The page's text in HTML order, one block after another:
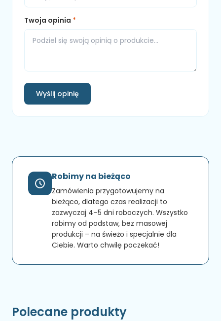
Twoja opinia *
Wyślij opinię
Robimy na bieżąco
Zamówienia przygotowujemy na
bieżąco, dlatego czas realizacji to
zazwyczaj 4–5 dni roboczych. Wszystko
robimy od podstaw, bez masowej
produkcji – na świeżo i specjalnie dla
Ciebie. Warto chwilę poczekać!
Polecane produkty